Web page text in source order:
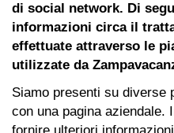
di social network. Di
informazioni circa il
effettuate attraverso le
utilizzate da
Siamo presenti su diverse
con una pagina aziendale.
fornire ulteriori